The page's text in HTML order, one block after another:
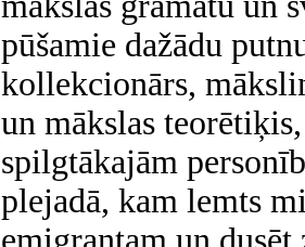
pūšamie dažādu
kollekcionārs,
un mākslas
spilgtākajām
plejadā, kam lemts